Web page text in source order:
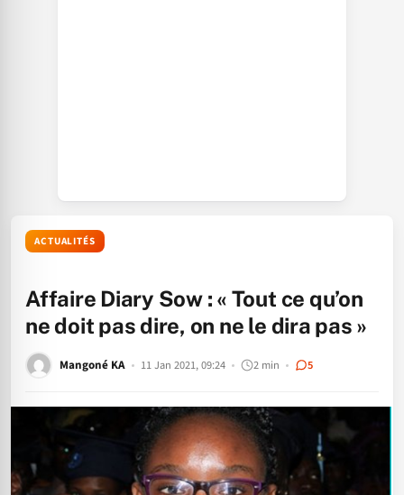
ACTUALITÉS
Affaire Diary Sow : « Tout ce qu’on
ne doit pas dire, on ne le dira pas »
Mangoné KA 11 Jan 2021, 09:24 2 min 5